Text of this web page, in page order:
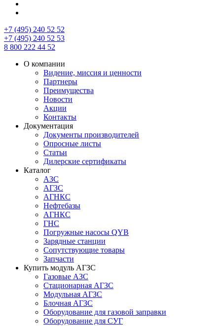
+7 (495) 240 52 52
+7 (495) 240 52 53
8 800 222 44 52
О компании
Видение, миссия и ценности
Партнеры
Преимущества
Новости
Акции
Контакты
Документация
Документы производителей
Опросные листы
Статьи
Дилерские сертификаты
Каталог
АЗС
АГЗС
АГНКС
Нефтебазы
АГНКС
ГНС
Погружные насосы QYB
Зарядные станции
Сопутствующие товары
Запчасти
Купить модуль АГЗС
Газовые АЗС
Стационарная АГЗС
Модульная АГЗС
Блочная АГЗС
Оборудование для газовой заправки
Оборудование для СУГ